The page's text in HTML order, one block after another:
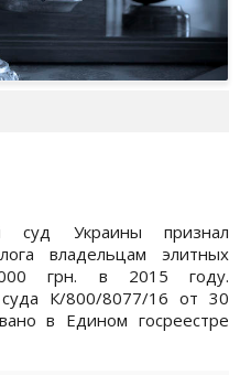
суд Украины признал
владельцам элитных
грн. в 2015 году.
суда К/800/8077/16 от 30
в Едином госреестре